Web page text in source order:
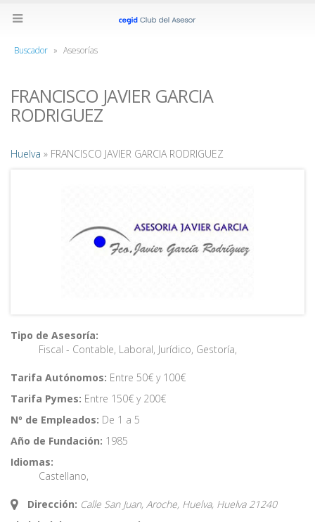
Buscador » Asesorías
FRANCISCO JAVIER GARCIA
RODRIGUEZ
Huelva » FRANCISCO JAVIER GARCIA RODRIGUEZ
Tipo de Asesoría:
Fiscal - Contable, Laboral, Jurídico, Gestoría,
Tarifa Autónomos: Entre 50€ y 100€
Tarifa Pymes: Entre 150€ y 200€
Nº de Empleados: De 1 a 5
Año de Fundación: 1985
Idiomas:
Castellano,
Dirección: Calle San Juan, Aroche, Huelva, Huelva 21240